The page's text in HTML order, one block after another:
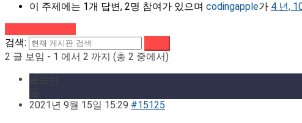
이 주제에는 1개 답변, 2명 참여가 있으며 codingapple가 4 년,
검색:
2 글 보임 - 1 에서 2 까지 (총 2 중에서)
2021년 9월 15일 15:29 #15125